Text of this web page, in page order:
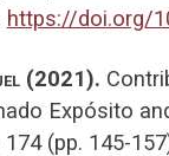
https://doi.org/
(2021).
Expósito
(pp. 145-